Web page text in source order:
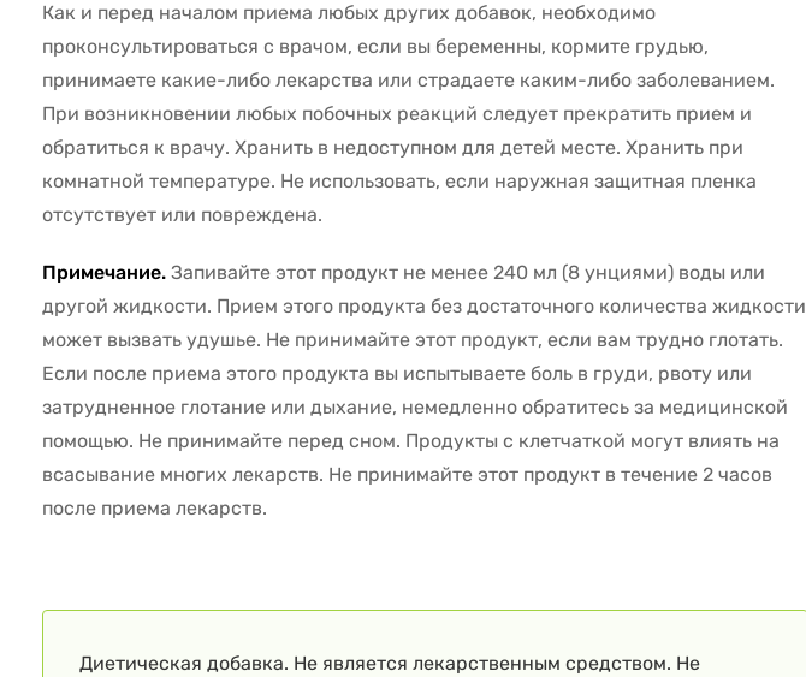
Диетическая добавка. Не является лекарственным средством. Не
Как и перед началом приема любых других добавок, необходимо
проконсультироваться с врачом, если вы беременны, кормите грудью,
принимаете какие-либо лекарства или страдаете каким-либо заболеванием.
При возникновении любых побочных реакций следует прекратить прием и
обратиться к врачу. Хранить в недоступном для детей месте. Хранить при
комнатной температуре. Не использовать, если наружная защитная пленка
отсутствует или повреждена.
Примечание. Запивайте этот продукт не менее 240 мл (8 унциями) воды или
другой жидкости. Прием этого продукта без достаточного количества жидкости
может вызвать удушье. Не принимайте этот продукт, если вам трудно глотать.
Если после приема этого продукта вы испытываете боль в груди, рвоту или
затрудненное глотание или дыхание, немедленно обратитесь за медицинской
помощью. Не принимайте перед сном. Продукты с клетчаткой могут влиять на
всасывание многих лекарств. Не принимайте этот продукт в течение 2 часов
после приема лекарств.